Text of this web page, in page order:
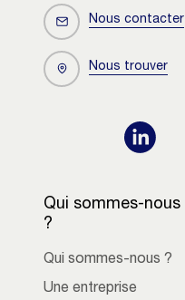
Nous contacter
Nous trouver
Qui sommes-nous
?
Qui sommes-nous ?
Une entreprise